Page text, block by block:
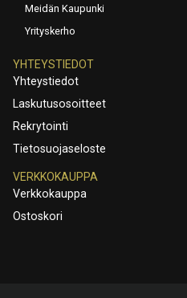
Meidän Kaupunki
Yrityskerho
YHTEYSTIEDOT
Yhteystiedot
Laskutusosoitteet
Rekrytointi
Tietosuojaseloste
VERKKOKAUPPA
Verkkokauppa
Ostoskori